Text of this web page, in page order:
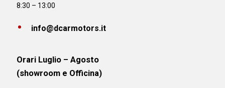
8:30 – 13:00
info@dcarmotors.it
Orari Luglio – Agosto
(showroom e Officina)